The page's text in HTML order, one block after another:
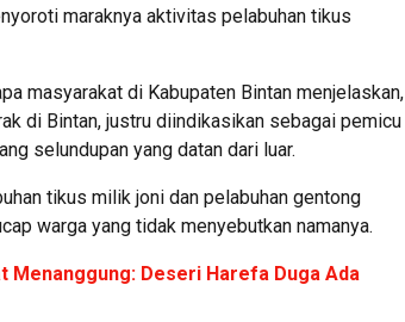
maraknya aktivitas pelabuhan tikus
masyarakat di Kabupaten Bintan menjelaskan,
di Bintan, justru diindikasikan sebagai pemicu
selundupan yang datan dari luar.
tikus milik joni dan pelabuhan gentong
warga yang tidak menyebutkan namanya.
Menanggung: Deseri Harefa Duga Ada